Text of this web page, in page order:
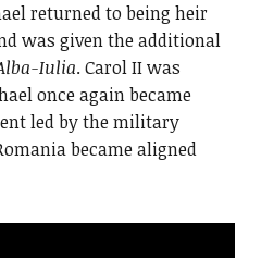
returned to being heir
was given the additional
Iulia. Carol II was
once again became
led by the military
became aligned